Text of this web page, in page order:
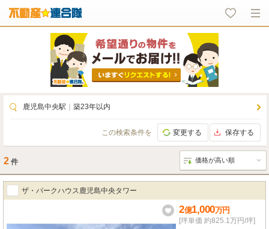
鹿児島中央駅 築23年以内
この検索条件を 変更する 保存する
2 件
ザ・パークハウス鹿児島中央タワー
2億1,000万円
[坪単価 約825.1万円/坪]